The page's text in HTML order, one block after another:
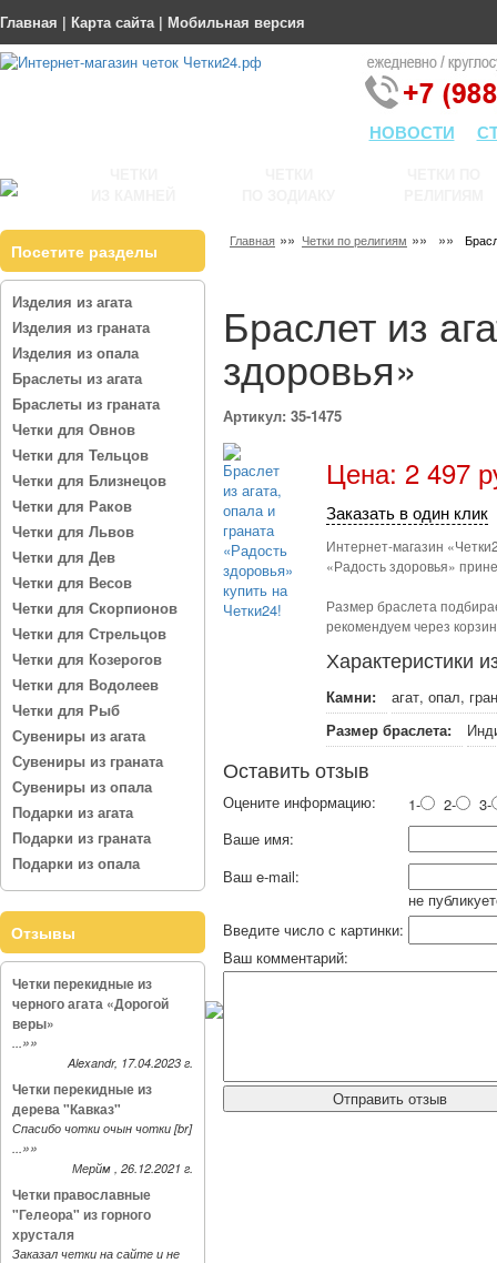
Главная | Карта сайта| Мобильная версия
НОВОСТИ
Посетите разделы
Изделия из агата
Изделия из граната
Изделия из опала
Браслеты из агата
Браслеты из граната
Четки для Овнов
Четки для Тельцов
Четки для Близнецов
Четки для Раков
Четки для Львов
Четки для Дев
Четки для Весов
Четки для Скорпионов
Четки для Стрельцов
Четки для Козерогов
Четки для Водолеев
Четки для Рыб
Сувениры из агата
Сувениры из граната
Сувениры из опала
Подарки из агата
Подарки из граната
Подарки из опала
Отзывы
Четки перекидные из
черного агата «Дорогой
веры»
...»»
Alexandr, 17.04.2023 г.
Четки перекидные из
дерева "Кавказ"
Спасибо чотки очын чотки [br]
...»»
Мерйм , 26.12.2021 г.
Четки православные
"Гелеора" из горного
хрусталя
Заказал четки на сайте и не
Главная »» Четки по религиям »» »»
Браслет из
здоровья»
Артикул: 35-1475
Цена: 2 497
Заказать в один клик
Интернет-магазин
«Радость здоровья»
Размер браслета
рекомендуем через
Характеристики
Камни:
агат, опал,
Размер браслета:
Оставить отзыв
Оцените информацию: 1- 2-
3-
Ваше имя:
Ваш e-mail:
не
Введите число с картинки:
Ваш комментарий: